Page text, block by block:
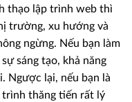
thạo lập trình web thì
trường, xu hướng và
ngừng. Nếu bạn làm
sáng tạo, khả năng
Ngược lại, nếu bạn là
trình thăng tiến rất lý